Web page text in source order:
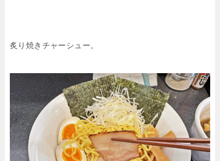
炙り焼きチャーシュー。